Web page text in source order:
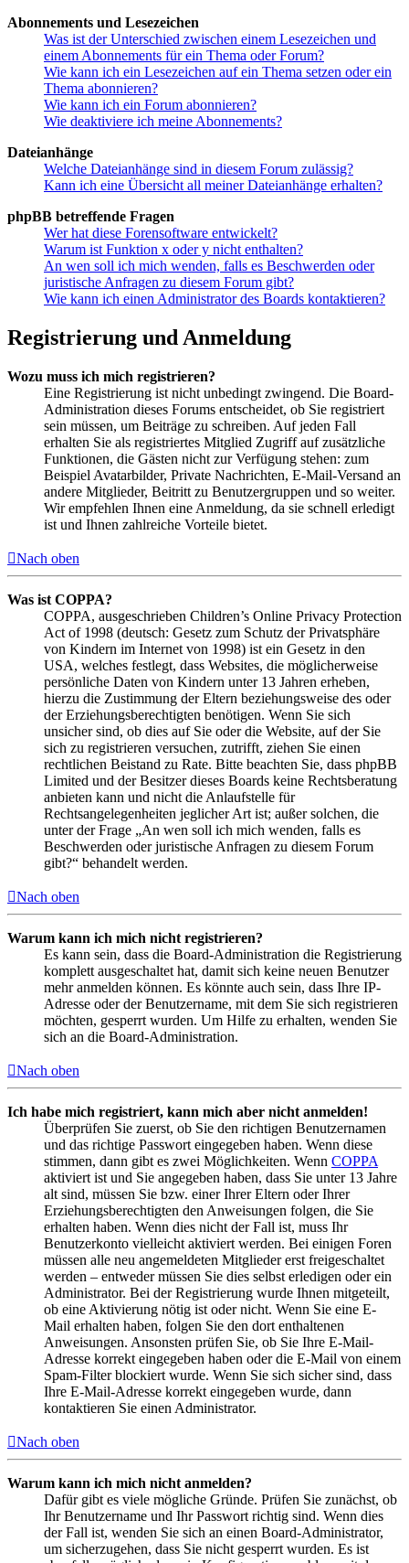
Abonnements und Lesezeichen
Was ist der Unterschied zwischen einem Lesezeichen und
einem Abonnements für ein Thema oder Forum?
Wie kann ich ein Lesezeichen auf ein Thema setzen oder ein
Thema abonnieren?
Wie kann ich ein Forum abonnieren?
Wie deaktiviere ich meine Abonnements?
Dateianhänge
Welche Dateianhänge sind in diesem Forum zulässig?
Kann ich eine Übersicht all meiner Dateianhänge erhalten?
phpBB betreffende Fragen
Wer hat diese Forensoftware entwickelt?
Warum ist Funktion x oder y nicht enthalten?
An wen soll ich mich wenden, falls es Beschwerden oder
juristische Anfragen zu diesem Forum gibt?
Wie kann ich einen Administrator des Boards kontaktieren?
Registrierung und Anmeldung
Wozu muss ich mich registrieren?
Eine Registrierung ist nicht unbedingt zwingend. Die Board-
Administration dieses Forums entscheidet, ob Sie registriert
sein müssen, um Beiträge zu schreiben. Auf jeden Fall
erhalten Sie als registriertes Mitglied Zugriff auf zusätzliche
Funktionen, die Gästen nicht zur Verfügung stehen: zum
Beispiel Avatarbilder, Private Nachrichten, E-Mail-Versand an
andere Mitglieder, Beitritt zu Benutzergruppen und so weiter.
Wir empfehlen Ihnen eine Anmeldung, da sie schnell erledigt
ist und Ihnen zahlreiche Vorteile bietet.
Nach oben
Was ist COPPA?
COPPA, ausgeschrieben Children’s Online Privacy Protection
Act of 1998 (deutsch: Gesetz zum Schutz der Privatsphäre
von Kindern im Internet von 1998) ist ein Gesetz in den
USA, welches festlegt, dass Websites, die möglicherweise
persönliche Daten von Kindern unter 13 Jahren erheben,
hierzu die Zustimmung der Eltern beziehungsweise des oder
der Erziehungsberechtigten benötigen. Wenn Sie sich
unsicher sind, ob dies auf Sie oder die Website, auf der Sie
sich zu registrieren versuchen, zutrifft, ziehen Sie einen
rechtlichen Beistand zu Rate. Bitte beachten Sie, dass phpBB
Limited und der Besitzer dieses Boards keine Rechtsberatung
anbieten kann und nicht die Anlaufstelle für
Rechtsangelegenheiten jeglicher Art ist; außer solchen, die
unter der Frage „An wen soll ich mich wenden, falls es
Beschwerden oder juristische Anfragen zu diesem Forum
gibt?“ behandelt werden.
Nach oben
Warum kann ich mich nicht registrieren?
Es kann sein, dass die Board-Administration die Registrierung
komplett ausgeschaltet hat, damit sich keine neuen Benutzer
mehr anmelden können. Es könnte auch sein, dass Ihre IP-
Adresse oder der Benutzername, mit dem Sie sich registrieren
möchten, gesperrt wurden. Um Hilfe zu erhalten, wenden Sie
sich an die Board-Administration.
Nach oben
Ich habe mich registriert, kann mich aber nicht anmelden!
Überprüfen Sie zuerst, ob Sie den richtigen Benutzernamen
und das richtige Passwort eingegeben haben. Wenn diese
stimmen, dann gibt es zwei Möglichkeiten. Wenn COPPA
aktiviert ist und Sie angegeben haben, dass Sie unter 13 Jahre
alt sind, müssen Sie bzw. einer Ihrer Eltern oder Ihrer
Erziehungsberechtigten den Anweisungen folgen, die Sie
erhalten haben. Wenn dies nicht der Fall ist, muss Ihr
Benutzerkonto vielleicht aktiviert werden. Bei einigen Foren
müssen alle neu angemeldeten Mitglieder erst freigeschaltet
werden – entweder müssen Sie dies selbst erledigen oder ein
Administrator. Bei der Registrierung wurde Ihnen mitgeteilt,
ob eine Aktivierung nötig ist oder nicht. Wenn Sie eine E-
Mail erhalten haben, folgen Sie den dort enthaltenen
Anweisungen. Ansonsten prüfen Sie, ob Sie Ihre E-Mail-
Adresse korrekt eingegeben haben oder die E-Mail von einem
Spam-Filter blockiert wurde. Wenn Sie sich sicher sind, dass
Ihre E-Mail-Adresse korrekt eingegeben wurde, dann
kontaktieren Sie einen Administrator.
Nach oben
Warum kann ich mich nicht anmelden?
Dafür gibt es viele mögliche Gründe. Prüfen Sie zunächst, ob
Ihr Benutzername und Ihr Passwort richtig sind. Wenn dies
der Fall ist, wenden Sie sich an einen Board-Administrator,
um sicherzugehen, dass Sie nicht gesperrt wurden. Es ist